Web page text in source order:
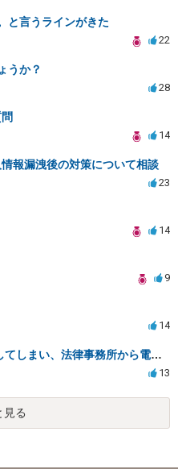
と言うラインがきた
22
うか？
28
14
報漏洩後の対策について相談
23
14
9
14
LINEのスマホ副業に登録してしまい、法律事務所から電話が入りました。
13
見る